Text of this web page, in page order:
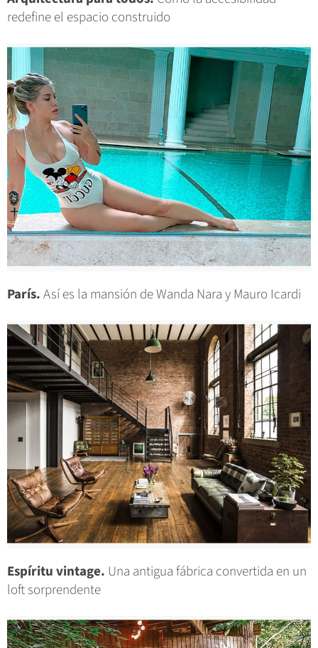
redefine el espacio construido
París.Así es la mansión de Wanda Nara y Mauro Icardi
Espíritu vintage. Una antigua fábrica convertida en un
loft sorprendente